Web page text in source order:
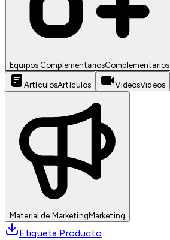
Equipos ComplementariosComplementarios
ArtículosArtículos VideosVideos
Material de MarketingMarketing
Etiqueta Producto